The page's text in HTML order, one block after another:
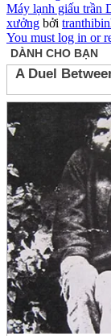
Máy lạnh giấu trần
xưởng bởi
You must log in or